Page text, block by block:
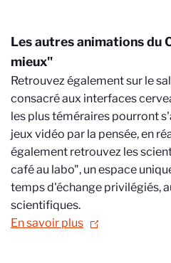
Les autres animations du
mieux"
Retrouvez également sur le
consacré aux interfaces
les plus téméraires pourront
jeux vidéo par la pensée, en
également retrouvez les
café au labo", un espace
temps d'échange privilégiés,
scientifiques.
En savoir plus